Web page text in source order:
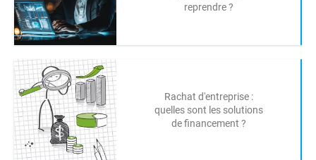
reprendre ?
Rachat d'entreprise :
quelles sont les solutions
de financement ?